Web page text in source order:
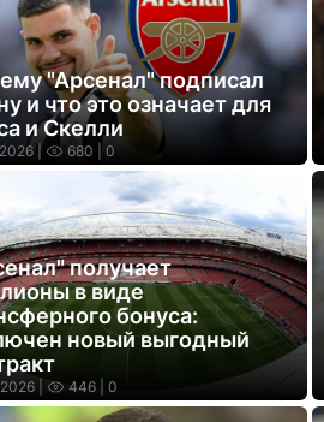
"Арсенал" подписал
и что это означает для
и Скелли
| 680 | 0
получает
в виде
бонуса:
новый выгодный
| 446 | 0